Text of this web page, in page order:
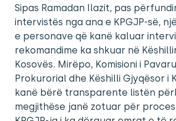
Sipas Ramadan Ilazit, pas
intervistës nga ana e KPGJP-së,
e personave që kanë kaluar
rekomandime ka shkuar në
Kosovës. Mirëpo, Komisioni i
Prokurorial dhe Këshilli Gjyqësor i
kanë bërë transparente listën
megjithëse janë zotuar për